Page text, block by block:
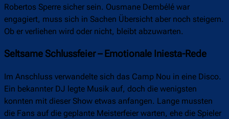
Robertos Sperre sicher sein. Ousmane Dembélé war
engagiert, muss sich in Sachen Übersicht aber noch steigern.
Ob er verliehen wird oder nicht, bleibt abzuwarten.
Seltsame Schlussfeier – Emotionale Iniesta-Rede
Im Anschluss verwandelte sich das Camp Nou in eine Disco.
Ein bekannter DJ legte Musik auf, doch die wenigsten
konnten mit dieser Show etwas anfangen. Lange mussten
die Fans auf die geplante Meisterfeier warten, ehe die Spieler